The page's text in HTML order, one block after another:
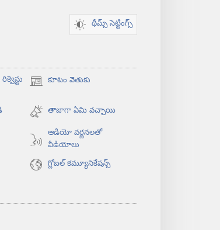
థీమ్స్ సెట్టింగ్స్
కూటం వెతుకు
(కొత్త
ఓపెన్‌ తాజాగా ఏమి వచ్చాయి
ఆడియో వర్ణనలతో
వీడియోలు
గ్లోబల్‌ కమ్యూనికేషన్స్‌